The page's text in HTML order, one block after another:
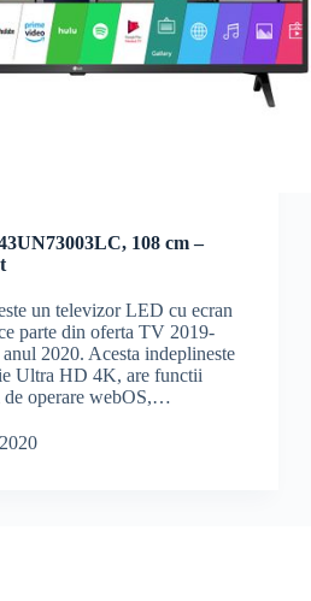
108 cm –
un televizor LED cu ecran
parte din oferta TV 2019-
2020. Acesta indeplineste
Ultra HD 4K, are functii
de operare webOS,…